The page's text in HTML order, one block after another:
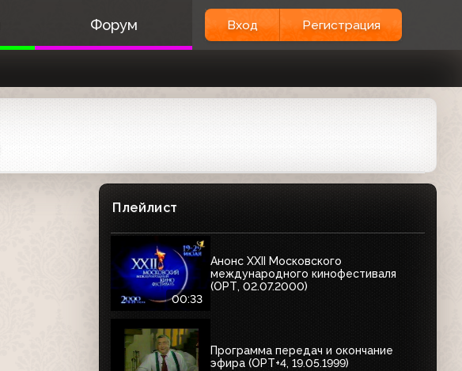
Форум Вход Регистрация
Плейлист
00:33
Анонс XXII Московского
международного кинофестиваля
(ОРТ, 02.07.2000)
Программа передач и окончание
эфира (ОРТ+4, 19.05.1999)